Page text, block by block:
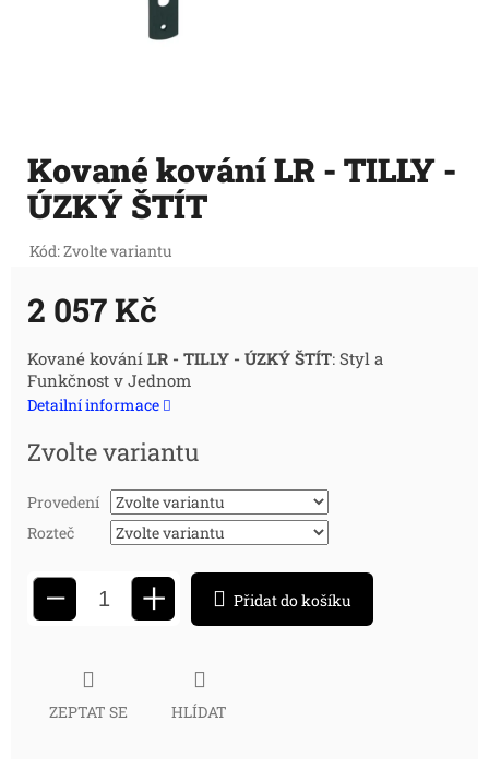
Kované kování LR - TILLY -
ÚZKÝ ŠTÍT
Kód:Zvolte variantu
2 057 Kč
Měrná
cena:
Kované kování LR - TILLY - ÚZKÝ ŠTÍT: Styl a
Funkčnost v Jednom
Detailní informace
Zvolte variantu
Provedení
Rozteč
− + Přidat do košíku
ZEPTAT SE HLÍDAT